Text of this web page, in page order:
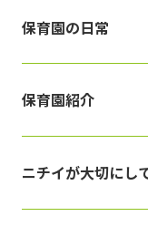
保育園の日常
保育園紹介
ニチイが大切にし